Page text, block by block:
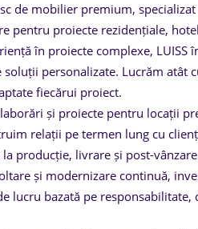
de mobilier premium,
pentru proiecte rezidențiale,
în proiecte complexe,
personalizate. Lucrăm
fiecărui proiect.
și proiecte pentru locații
relații pe termen lung cu
producție, livrare și post-
și modernizare continuă,
lucru bazată pe